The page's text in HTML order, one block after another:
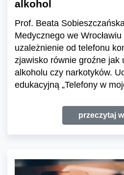
alkohol
Prof. Beata
Medycznego we
uzależnienie od telefonu
zjawisko równie groźne jak
alkoholu czy narkotyków.
edukacyjną „Telefony w
przeczytaj